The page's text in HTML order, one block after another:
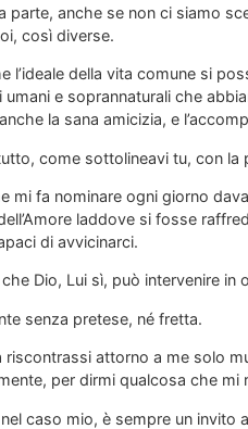
parte, anche se non ci siamo
così diverse.
l’ideale della vita comune si
umani e soprannaturali che
anche la sana amicizia, e
come sottolineavi tu, con la
mi fa nominare ogni giorno
laddove si fosse
di avvicinarci.
Dio, Lui sì, può intervenire
senza pretese, né fretta.
riscontrassi attorno a me solo
per dirmi qualcosa che mi
caso mio, è sempre un invito